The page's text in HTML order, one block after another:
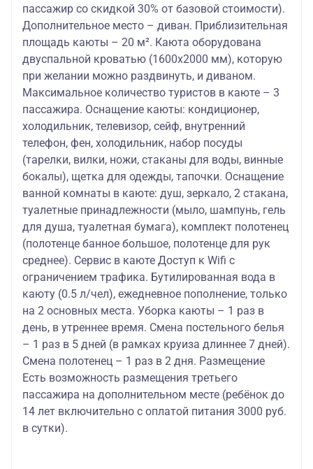
пассажир со скидкой 30% от базовой стоимости).
Дополнительное место – диван. Приблизительная
площадь каюты – 20 м². Каюта оборудована
двуспальной кроватью (1600х2000 мм), которую
при желании можно раздвинуть, и диваном.
Максимальное количество туристов в каюте – 3
пассажира. Оснащение каюты: кондиционер,
холодильник, телевизор, сейф, внутренний
телефон, фен, холодильник, набор посуды
(тарелки, вилки, ножи, стаканы для воды, винные
бокалы), щетка для одежды, тапочки. Оснащение
ванной комнаты в каюте: душ, зеркало, 2 стакана,
туалетные принадлежности (мыло, шампунь, гель
для душа, туалетная бумага), комплект полотенец
(полотенце банное большое, полотенце для рук
среднее). Сервис в каюте Доступ к Wifi с
ограничением трафика. Бутилированная вода в
каюту (0.5 л/чел), ежедневное пополнение, только
на 2 основных места. Уборка каюты – 1 раз в
день, в утреннее время. Смена постельного белья
– 1 раз в 5 дней (в рамках круиза длиннее 7 дней).
Смена полотенец – 1 раз в 2 дня. Размещение
Есть возможность размещения третьего
пассажира на дополнительном месте (ребёнок до
14 лет включительно с оплатой питания 3000 руб.
в сутки).